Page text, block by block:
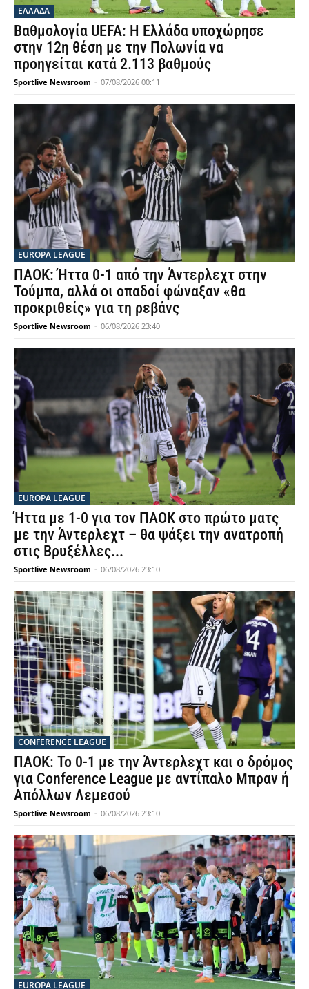
ΕΛΛΑΔΑ
Βαθμολογία UEFA: Η Ελλάδα υποχώρησε
στην 12η θέση με την Πολωνία να
προηγείται κατά 2.113 βαθμούς
Sportlive Newsroom - 07/08/2026 00:11
EUROPA LEAGUE
ΠΑΟΚ: Ήττα 0-1 από την Άντερλεχτ στην
Τούμπα, αλλά οι οπαδοί φώναξαν «θα
προκριθείς» για τη ρεβάνς
Sportlive Newsroom - 06/08/2026 23:40
EUROPA LEAGUE
Ήττα με 1-0 για τον ΠΑΟΚ στο πρώτο ματς
με την Άντερλεχτ – θα ψάξει την ανατροπή
στις Βρυξέλλες...
Sportlive Newsroom - 06/08/2026 23:10
CONFERENCE LEAGUE
ΠΑΟΚ: Το 0-1 με την Άντερλεχτ και ο δρόμος
για Conference League με αντίπαλο Μπραν ή
Απόλλων Λεμεσού
Sportlive Newsroom - 06/08/2026 23:10
EUROPA LEAGUE